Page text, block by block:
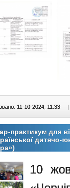
11-10-2024, 11:33 |
практикум для
дитячо-
10